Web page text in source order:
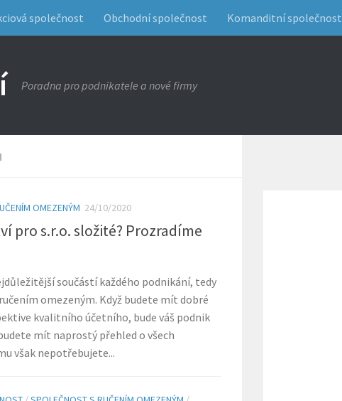
společnost Obchodní společnost Komanditní společnost
Poradna pro podnikatele a nové firmy
OMEZENÝM 24/10/2020
pro s.r.o. složité? Prozradíme
součástí každého podnikání, tedy
omezeným. Když budete mít dobré
kvalitního účetního, bude váš podnik
mít naprostý přehled o všech
však nepotřebujete...